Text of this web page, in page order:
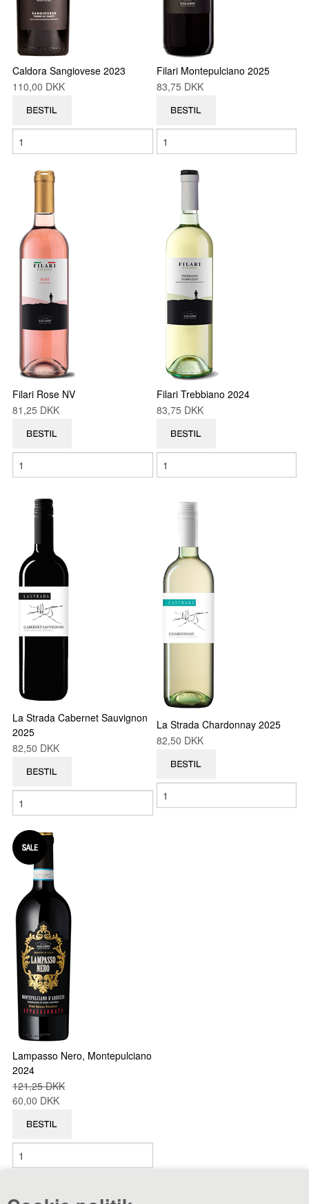
Caldora Sangiovese 2023
110,00 DKK
Filari Montepulciano 2025
83,75 DKK
Filari Rose NV
81,25 DKK
Filari Trebbiano 2024
83,75 DKK
La Strada Cabernet Sauvignon
2025
82,50 DKK
La Strada Chardonnay 2025
82,50 DKK
Lampasso Nero, Montepulciano
2024
121,25 DKK
60,00 DKK